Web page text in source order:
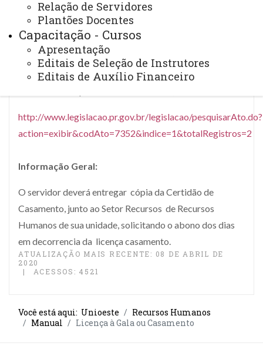
Relação de Servidores
Plantões Docentes
Capacitação - Cursos
Apresentação
Editais de Seleção de Instrutores
Editais de Auxílio Financeiro
Inciso II, Art. 128 da Lei 6174/70
http://www.legislacao.pr.gov.br/legislacao/
action=exibir&codAto=10297&indice=1&totalRegistros=1
http://www.legislacao.pr.gov.br/legislacao/pesquisarAto.do?
action=exibir&codAto=7352&indice=1&totalRegistros=2
Informação Geral:
O servidor deverá entregar cópia da Certidão de
Casamento, junto ao Setor Recursos de Recursos
Humanos de sua unidade, solicitando o abono dos dias
em decorrencia da licença casamento.
ATUALIZAÇÃO MAIS RECENTE: 08 DE ABRIL DE
2020
ACESSOS: 4521
Você está aqui: Unioeste
Recursos Humanos
Manual
Licença à Gala ou Casamento